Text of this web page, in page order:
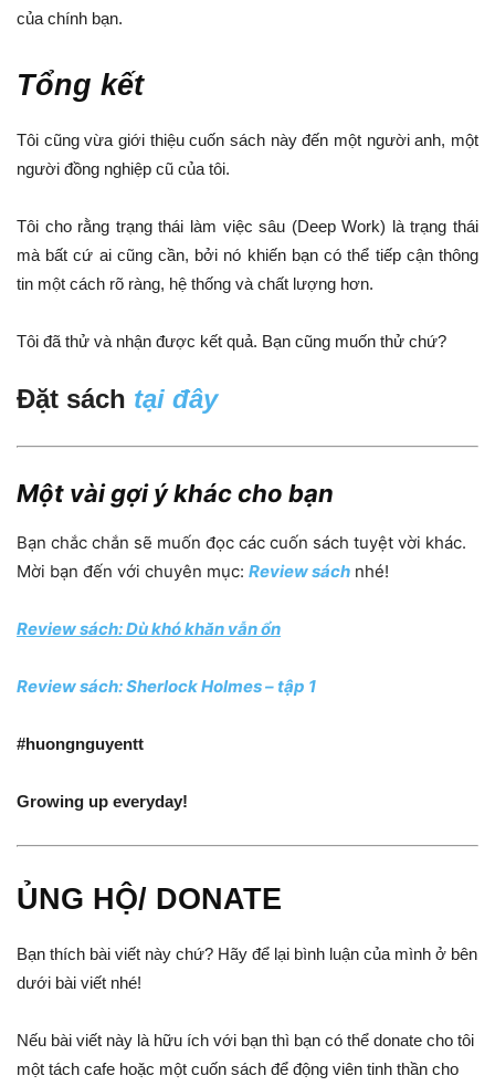
của chính bạn.
Tổng kết
Tôi cũng vừa giới thiệu cuốn sách này đến một người anh, một
người đồng nghiệp cũ của tôi.
Tôi cho rằng trạng thái làm việc sâu (Deep Work) là trạng thái
mà bất cứ ai cũng cần, bởi nó khiến bạn có thể tiếp cận thông
tin một cách rõ ràng, hệ thống và chất lượng hơn.
Tôi đã thử và nhận được kết quả. Bạn cũng muốn thử chứ?
Đặt sách tại đây
Một vài gợi ý khác cho bạn
Bạn chắc chắn sẽ muốn đọc các cuốn sách tuyệt vời khác.
Mời bạn đến với chuyên mục: Review sách nhé!
Review sách: Dù khó khăn vẫn ổn
Review sách: Sherlock Holmes – tập 1
#huongnguyentt
Growing up everyday!
ỦNG HỘ/ DONATE
Bạn thích bài viết này chứ? Hãy để lại bình luận của mình ở bên
dưới bài viết nhé!
Nếu bài viết này là hữu ích với bạn thì bạn có thể donate cho tôi
một tách cafe hoặc một cuốn sách để động viên tinh thần cho